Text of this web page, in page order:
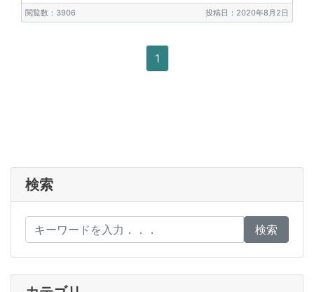
閲覧数：3906 投稿日：2020年8月2日
1
検索
検索